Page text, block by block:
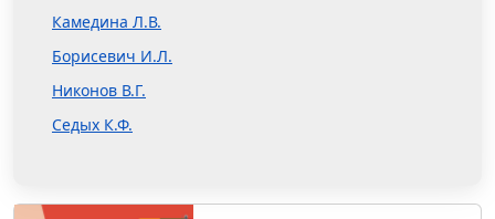
Камедина Л.В.
Борисевич И.Л.
Никонов В.Г.
Седых К.Ф.